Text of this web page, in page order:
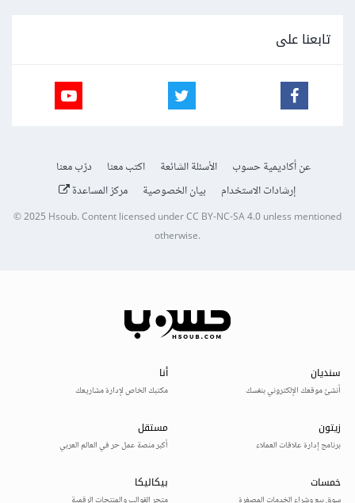
تابعنا على
عن أكاديمية حسوب الأسئلة الشائعة اكتب معنا
درّب معنا
إرشادات الاستخدام
بيان الخصوصية مركز المساعدة
© 2025Hsoub.Content licensed underCC BY-NC-SA 4.0unless mentioned
otherwise.